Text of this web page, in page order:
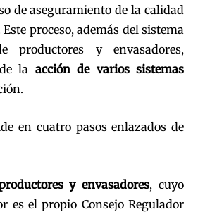
de aseguramiento de la calidad
proceso, además del sistema
productores y envasadores,
la acción de varios sistemas
en cuatro pasos enlazados de
y envasadores, cuyo
es el propio Consejo Regulador